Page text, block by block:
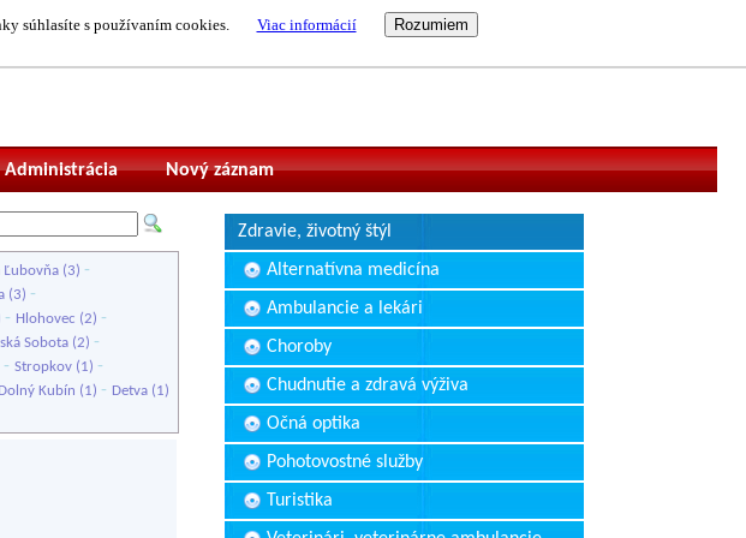
súhlasíte s používaním cookies. Viac informácií
Nový záznam
Administrácia
Ľubovňa (3) -
(3) -
- Hlohovec (2) -
Sobota (2) -
- Stropkov (1) -
Dolný Kubín (1) - Detva (1)
Zdravie, životný štýl
Alternatívna medicína
Ambulancie a lekári
Choroby
Chudnutie a zdravá výživa
Očná optika
Pohotovostné služby
Turistika